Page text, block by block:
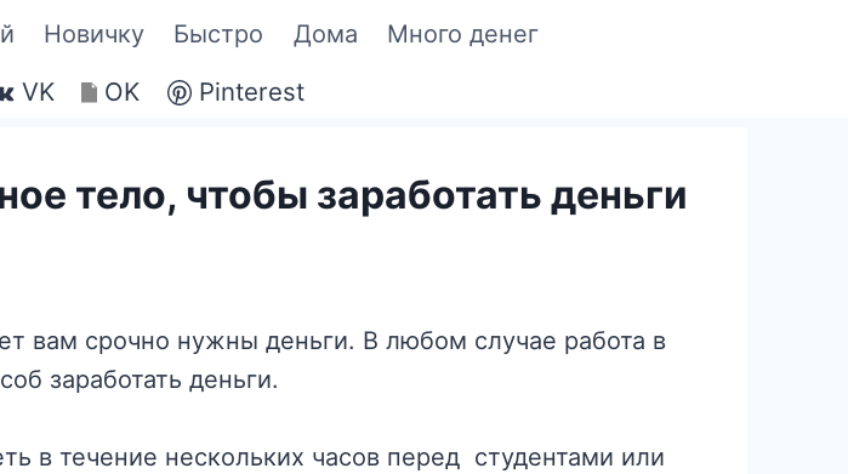
Новичку Быстро Дома Много денег
VK OK Pinterest
тело, чтобы заработать деньги
вам срочно нужны деньги. В любом случае работа в
заработать деньги.
в течение нескольких часов перед студентами или